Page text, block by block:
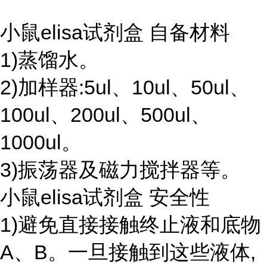
小鼠elisa试剂盒 自备材料
1)蒸馏水。
2)加样器:5ul、10ul、50ul、
100ul、200ul、500ul、
1000ul。
3)振荡器及磁力搅拌器等。
小鼠elisa试剂盒 安全性
1)避免直接接触终止液和底物
A、B。一旦接触到这些液体,